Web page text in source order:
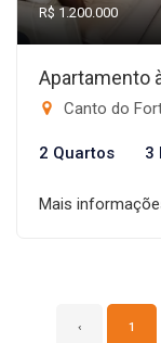
R$ 1.200.000
Apartamento
Canto do
2 Quartos 3
Mais
‹ 1